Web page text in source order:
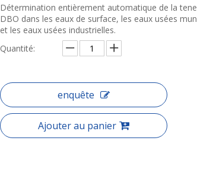
Détermination entièrement automatique de la
DBO dans les eaux de surface, les eaux usées
et les eaux usées industrielles.
Quantité:
enquête
Ajouter au panier